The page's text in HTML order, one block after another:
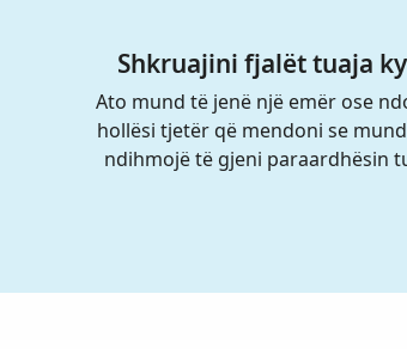
Shkruajini fjalët tuaja
Ato mund të jenë një emër ose
hollësi tjetër që mendoni se mund
ndihmojë të gjeni paraardhësin